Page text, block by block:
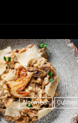
Algemeen Culinair